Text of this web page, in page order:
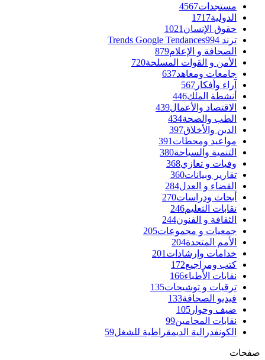
مستجدات4567
الدولية1717
حقوق الإنسان 1021
ترند Trends Google Tendances 994
الصحافة و الإعلام879
الأمن و القوات المسلحة720
جامعات ومعاهد637
آراء وأفكار 567
أنشطة الملك446
الاقتصاد والأعمال439
الطب والصحة434
الدين والأخلاق397
مواعيد ومحطات 391
التنمية والسياحة380
وفيات و تعازي368
تقارير وبيانات360
القضاء و العدل284
أبحاث ودراسات270
نقابات التعليم246
الثقافة و الفنون244
جمعيات و مجموعات205
الأمم المتحدة204
خدامات وإرشادات 201
كتب ومراجيع172
نقابات الأطباء166
ترقيات و توشيحات135
فيديو الصحافة133
ضيف وحوار 105
نقابات المحامين99
الكونفدرالية الديمقراطية للشغل59
صفحات